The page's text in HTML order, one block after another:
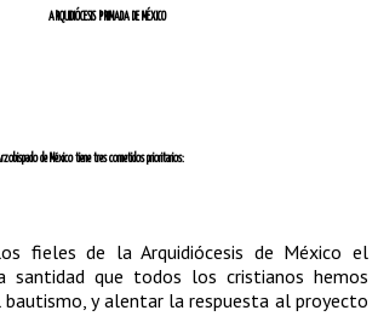
ARQUIDIÓCESIS PRIMADA DE MÉXICO
de México tiene tres cometidos prioritarios:
fieles de la Arquidiócesis de México el
santidad que todos los cristianos hemos
bautismo, y alentar la respuesta al proyecto